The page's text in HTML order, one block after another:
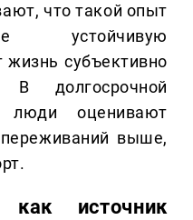
что такой опыт
устойчивую
жизнь субъективно
долгосрочной
люди оценивают
выше,
источник